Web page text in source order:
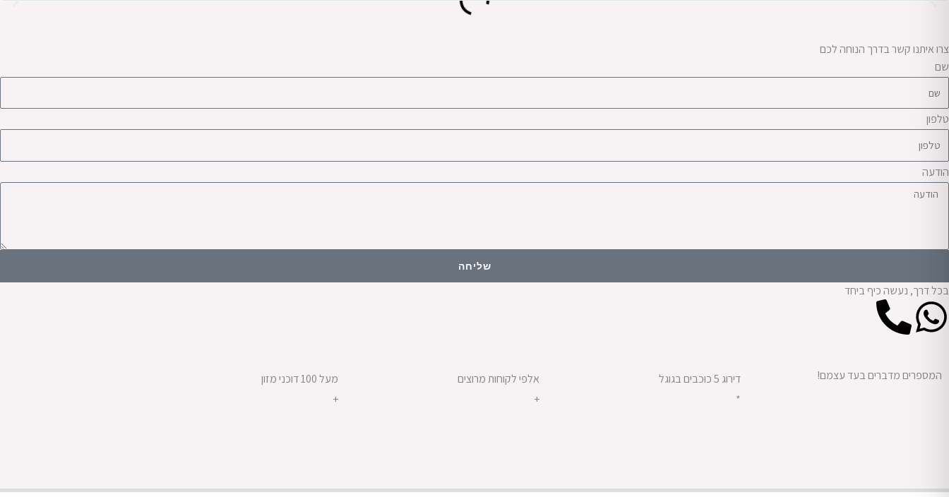
צרו איתנו קשר בדרך הנוחה לכם
שם
טלפון
הודעה
שליחה
בכל דרך, נעשה כיף ביחד
W
a
P
o
המספרים מדברים בעד עצמם!
דירוג 5 כוכבים בגוגל
*
אלפי לקוחות מרוצים
+
מעל 100 דוכני מזון
+